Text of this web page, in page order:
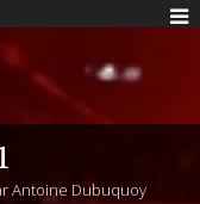
Antoine Dubuquoy